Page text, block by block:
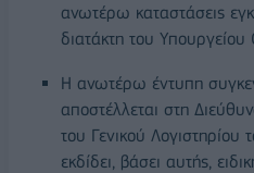
ανωτέρω καταστάσεις
διατάκτη του Υπουργείου
Η ανωτέρω έντυπη
αποστέλλεται στη
του Γενικού Λογιστηρίου
εκδίδει, βάσει αυτής,